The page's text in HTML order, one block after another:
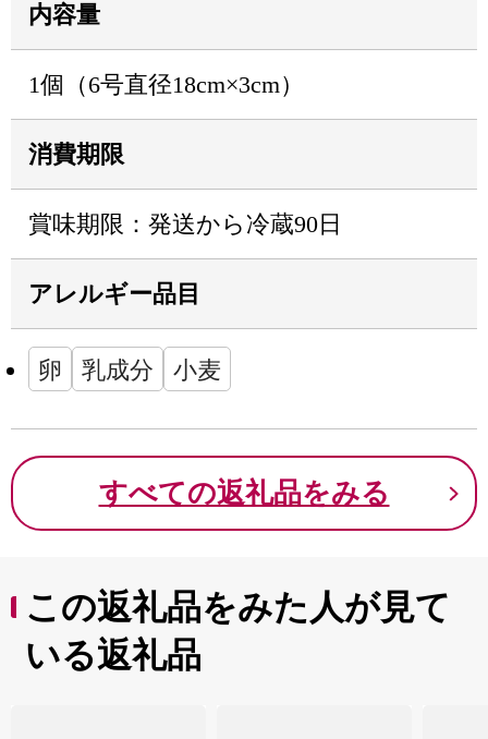
内容量
1個（6号直径18cm×3cm）
消費期限
賞味期限：発送から冷蔵90日
アレルギー品目
卵 乳成分 小麦
すべての返礼品をみる
この返礼品をみた人が見て
いる返礼品